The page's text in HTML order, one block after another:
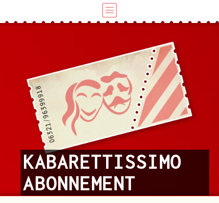
KABARETTISSIMO
ABONNEMENT